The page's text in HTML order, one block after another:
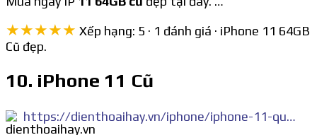
★★★★★ Xếp hạng: 5 · 1 đánh giá · iPhone 11 64GB
Cũ đẹp.
10. iPhone 11 Cũ
https://dienthoaihay.vn/iphone/iphone-11-quoc-te-cu-p36.html